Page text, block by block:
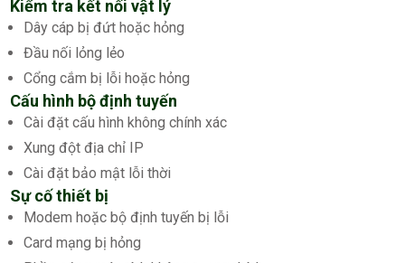
Kiểm tra kết nối vật lý
Dây cáp bị đứt hoặc hỏng
Đầu nối lỏng lẻo
Cổng cắm bị lỗi hoặc hỏng
Cấu hình bộ định tuyến
Cài đặt cấu hình không chính xác
Xung đột địa chỉ IP
Cài đặt bảo mật lỗi thời
Sự cố thiết bị
Modem hoặc bộ định tuyến bị lỗi
Card mạng bị hỏng